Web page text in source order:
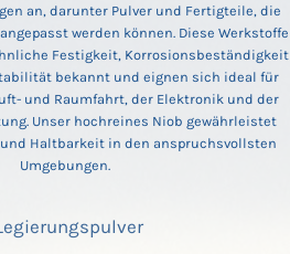
an, darunter Pulver und Fertigteile, die
werden können. Diese Werkstoffe
Festigkeit, Korrosionsbeständigkeit
bekannt und eignen sich ideal für
und Raumfahrt, der Elektronik und der
Unser hochreines Niob gewährleistet
Haltbarkeit in den anspruchsvollsten
Umgebungen.